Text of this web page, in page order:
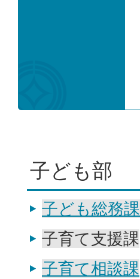
子ども部
子ども総務課
子育て支援課
子育て相談課